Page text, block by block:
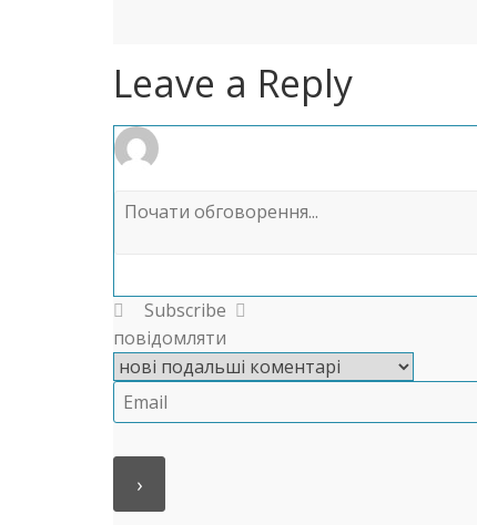
Leave a Reply
Subscribe
повідомляти